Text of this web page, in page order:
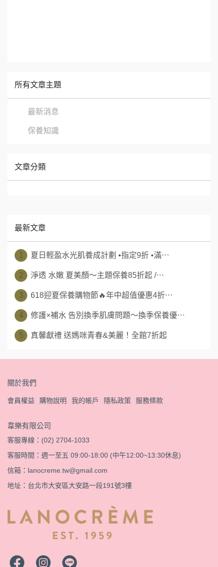
所有文章主題
最新消息
保養知識
文章分類
最新文章
1 夏日輕盈水光肌養成計劃 •指定9折 •滿⋯
2 淨透 水嫩 夏美顏～主題保養85折起 /⋯
3 618迎夏保養購物節🔥年中超值優惠4折⋯
4 修護×補水 告別換季肌膚問題～換季保養優⋯
5 真馨獻禮 送媽咪青春&美麗！全館7折起
關於我們
會員權益 購物說明 我的帳戶 隱私政策 服務條款
韋樂有限公司
客服專線：(02) 2704-1033
客服時間：週一至五 09:00-18:00 (中午12:00~13:30休息)
信箱：lanocreme.tw@gmail.com
地址：台北市大安區大安路一段191號3樓